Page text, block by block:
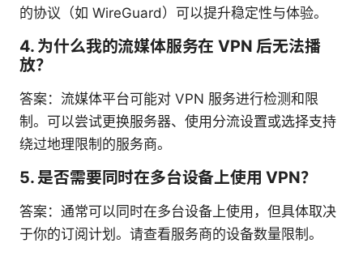
的协议（如 WireGuard）可以提升稳定性与体验。
4. 为什么我的流媒体服务在 VPN 后无法播
放？
答案：流媒体平台可能对 VPN 服务进行检测和限
制。可以尝试更换服务器、使用分流设置或选择支持
绕过地理限制的服务商。
5. 是否需要同时在多台设备上使用 VPN？
答案：通常可以同时在多台设备上使用，但具体取决
于你的订阅计划。请查看服务商的设备数量限制。